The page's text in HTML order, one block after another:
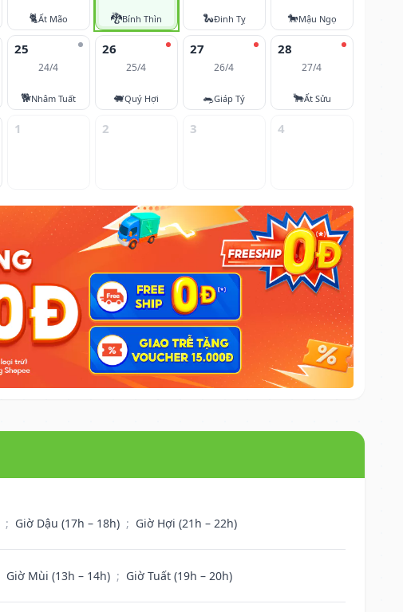
🐈Ất Mão 🐉Bính Thìn 🐍Đinh Tỵ 🐎Mậu Ngọ
25
24/4
🐕Nhâm Tuất
26
25/4
🐖Quý Hợi
27
26/4
🐀Giáp Tý
28
27/4
🐂Ất Sửu
1 2 3 4
; Giờ Dậu (17h – 18h) ; Giờ Hợi (21h – 22h)
Giờ Mùi (13h – 14h) ; Giờ Tuất (19h – 20h)